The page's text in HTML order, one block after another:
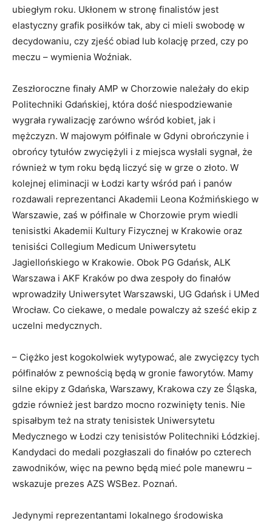
ubiegłym roku. Ukłonem w stronę finalistów jest
elastyczny grafik posiłków tak, aby ci mieli swobodę w
decydowaniu, czy zjeść obiad lub kolację przed, czy po
meczu – wymienia Woźniak.
Zeszłoroczne finały AMP w Chorzowie należały do ekip
Politechniki Gdańskiej, która dość niespodziewanie
wygrała rywalizację zarówno wśród kobiet, jak i
mężczyzn. W majowym półfinale w Gdyni obrończynie i
obrońcy tytułów zwyciężyli i z miejsca wysłali sygnał, że
również w tym roku będą liczyć się w grze o złoto. W
kolejnej eliminacji w Łodzi karty wśród pań i panów
rozdawali reprezentanci Akademii Leona Koźmińskiego w
Warszawie, zaś w półfinale w Chorzowie prym wiedli
tenisistki Akademii Kultury Fizycznej w Krakowie oraz
tenisiści Collegium Medicum Uniwersytetu
Jagiellońskiego w Krakowie. Obok PG Gdańsk, ALK
Warszawa i AKF Kraków po dwa zespoły do finałów
wprowadziły Uniwersytet Warszawski, UG Gdańsk i UMed
Wrocław. Co ciekawe, o medale powalczy aż sześć ekip z
uczelni medycznych.
– Ciężko jest kogokolwiek wytypować, ale zwycięzcy tych
półfinałów z pewnością będą w gronie faworytów. Mamy
silne ekipy z Gdańska, Warszawy, Krakowa czy ze Śląska,
gdzie również jest bardzo mocno rozwinięty tenis. Nie
spisałbym też na straty tenisistek Uniwersytetu
Medycznego w Łodzi czy tenisistów Politechniki Łódzkiej.
Kandydaci do medali pozgłaszali do finałów po czterech
zawodników, więc na pewno będą mieć pole manewru –
wskazuje prezes AZS WSBez. Poznań.
Jedynymi reprezentantami lokalnego środowiska